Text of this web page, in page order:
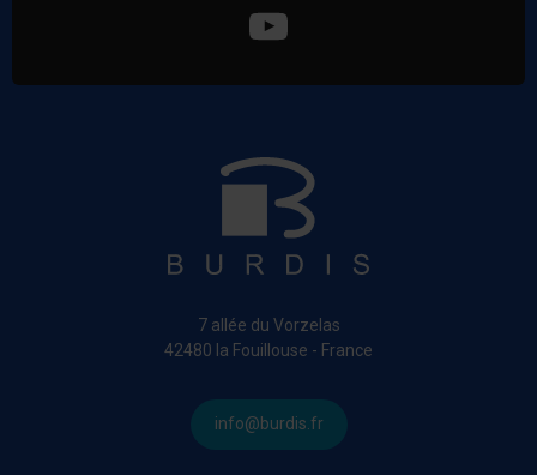
7 allée du Vorzelas
42480 la Fouillouse - France
info@burdis.fr